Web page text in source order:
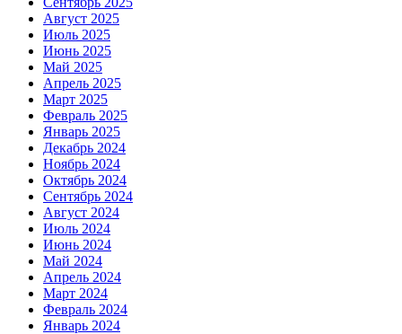
Август 2025
Июль 2025
Июнь 2025
Май 2025
Апрель 2025
Март 2025
Февраль 2025
Январь 2025
Декабрь 2024
Ноябрь 2024
Октябрь 2024
Сентябрь 2024
Август 2024
Июль 2024
Июнь 2024
Май 2024
Апрель 2024
Март 2024
Февраль 2024
Январь 2024